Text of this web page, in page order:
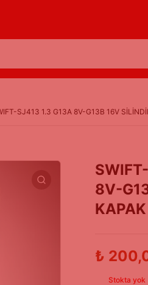
SJ413 1.3 G13A 8V-G13B 16V
8V-
₺
Stokta yok